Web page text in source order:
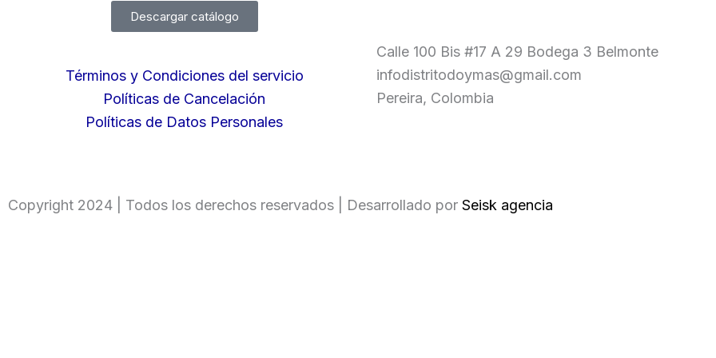
Descargar catálogo
Términos y Condiciones del servicio
Políticas de Cancelación
Políticas de Datos Personales
Calle 100 Bis #17 A 29 Bodega 3 Belmonte
infodistritodoymas@gmail.com
Pereira, Colombia
Copyright 2024 | Todos los derechos reservados | Desarrollado por Seisk agencia